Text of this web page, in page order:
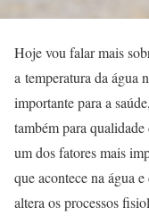
Hoje vou falar mais
a temperatura da água
importante para a
também para
um dos fatores mais
que acontece na água
altera os processos